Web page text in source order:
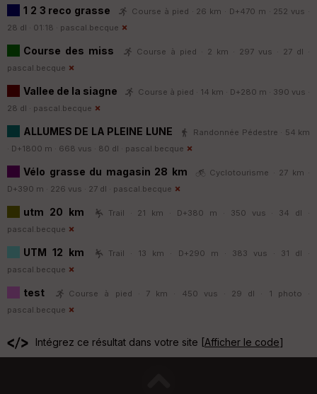
1 2 3 reco grasse
Course à pied · 26 km · D+470 m · 252 vus ·
28 dl · 01:18 · pascal.becque
Course des miss
Course à pied · 2 km · 297 vus · 27 dl ·
pascal.becque
Vallee de la siagne
Course à pied · 14 km · D+280 m · 390 vus ·
28 dl · pascal.becque
ALLUMES DE LA PLEINE LUNE
Randonnée Pédestre · 54 km
· D+1800 m · 668 vus · 80 dl · pascal.becque
Vélo grasse du magasin 28 km
Cyclotourisme · 27 km ·
D+390 m · 226 vus · 27 dl · pascal.becque
utm 20 km
Trail · 21 km · D+380 m · 350 vus · 34 dl ·
pascal.becque
UTM 12 km
Trail · 13 km · D+290 m · 383 vus · 31 dl ·
pascal.becque
test
Course à pied · 7 km · 450 vus · 29 dl · 1 photo ·
pascal.becque
Intégrez ce résultat dans votre site [Afficher le code]